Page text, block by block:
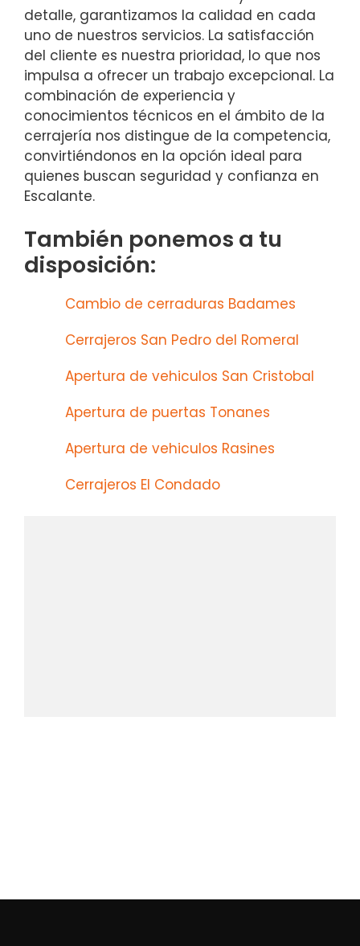
detalle, garantizamos la calidad en cada
uno de nuestros servicios. La satisfacción
del cliente es nuestra prioridad, lo que nos
impulsa a ofrecer un trabajo excepcional. La
combinación de experiencia y
conocimientos técnicos en el ámbito de la
cerrajería nos distingue de la competencia,
convirtiéndonos en la opción ideal para
quienes buscan seguridad y confianza en
Escalante.
También ponemos a tu
disposición:
Cambio de cerraduras Badames
Cerrajeros San Pedro del Romeral
Apertura de vehiculos San Cristobal
Apertura de puertas Tonanes
Apertura de vehiculos Rasines
Cerrajeros El Condado